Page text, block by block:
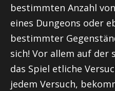
bestimmten Anzahl
eines Dungeons oder
bestimmter
sich! Vor allem auf der
das Spiel etliche
jedem Versuch,